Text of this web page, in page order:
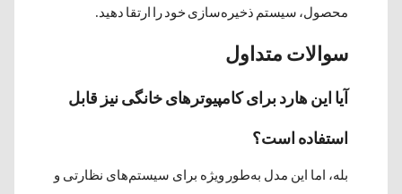
محصول، سیستم ذخیره‌سازی خود را ارتقا دهید.
سوالات متداول
آیا این هارد برای کامپیوترهای خانگی نیز قابل
استفاده است؟
بله، اما این مدل به‌طور ویژه برای سیستم‌های نظارتی و